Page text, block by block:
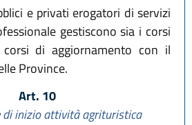
e privati erogatori di servizi
gestiscono sia i corsi
di aggiornamento con il
Province.
Art. 10
di inizio attività agrituristica